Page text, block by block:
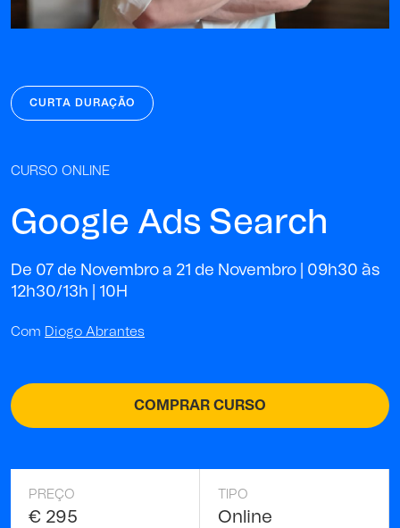
CURTA DURAÇÃO
CURSO ONLINE
Google Ads Search
De 07 de Novembro a 21 de Novembro | 09h30 às
12h30/13h | 10H
Com Diogo Abrantes
COMPRAR CURSO
PREÇO
€ 295
TIPO
Online